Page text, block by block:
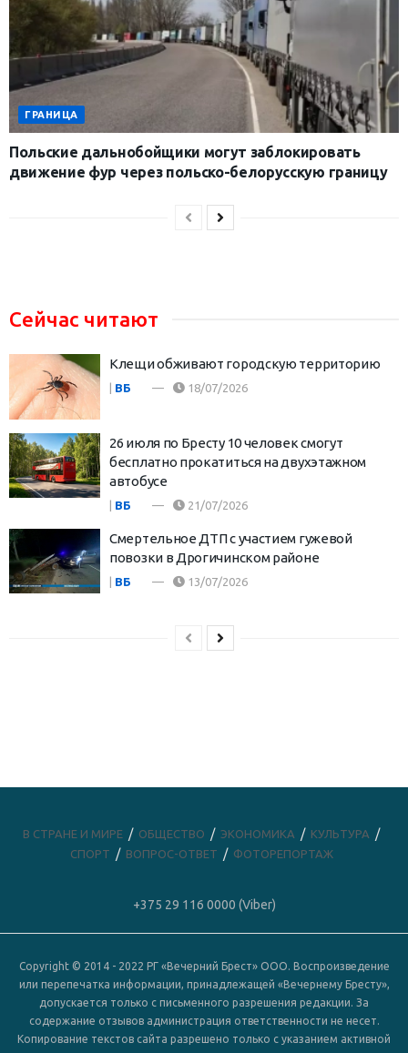
ГРАНИЦА
Польские дальнобойщики могут заблокировать
движение фур через польско-белорусскую границу
Сейчас читают
Клещи обживают городскую территорию
ВБ 18/07/2026
26 июля по Бресту 10 человек смогут
бесплатно прокатиться на двухэтажном
автобусе
| ВБ 21/07/2026
Смертельное ДТП с участием гужевой
повозки в Дрогичинском районе
| ВБ 13/07/2026
В СТРАНЕ И МИРЕ ОБЩЕСТВО ЭКОНОМИКА
КУЛЬТУРА
СПОРТ
ВОПРОС-ОТВЕТ ФОТОРЕПОРТАЖ
+375 29 116 0000 (Viber)
Copyright © 2014 - 2022 РГ «Вечерний Брест» ООО. Воспроизведение
или перепечатка информации, принадлежащей «Вечернему Бресту»,
допускается только с письменного разрешения редакции. За
содержание отзывов администрация ответственности не несет.
Копирование текстов сайта разрешено только с указанием активной